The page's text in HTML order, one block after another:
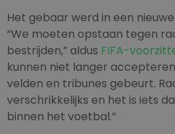
Het gebaar werd in een
“We moeten opstaan tegen
bestrijden,” aldus FIFA-
kunnen niet langer
velden en tribunes gebeurt.
verschrikkelijks en het is iets
binnen het voetbal.”